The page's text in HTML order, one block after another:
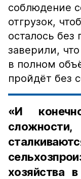
соблюдение
отгрузок,
осталось без
заверили,
в полном
пройдёт без
«И
хозяйства